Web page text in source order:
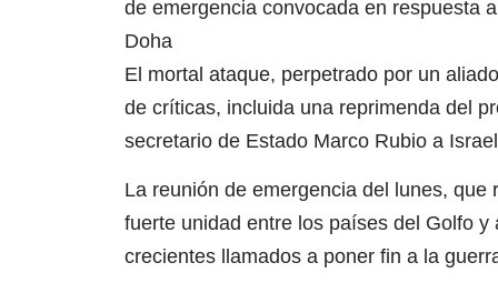
de emergencia convocada en respuesta
Doha
El mortal ataque, perpetrado por un
de críticas, incluida una reprimenda del
secretario de Estado Marco Rubio a
La reunión de emergencia del lunes,
fuerte unidad entre los países del Golfo
crecientes llamados a poner fin a la